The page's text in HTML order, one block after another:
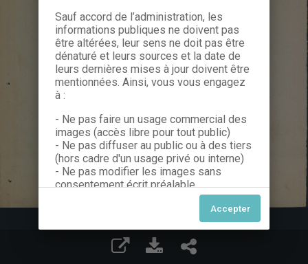
Sauf accord de l’administration, les
informations publiques ne doivent pas
être altérées, leur sens ne doit pas être
dénaturé et leurs sources et la date de
leurs dernières mises à jour doivent être
mentionnées. Ainsi, vous vous engagez
à :
- Ne pas faire un usage commercial des
images (accès libre pour tout public)
- Ne pas diffuser au public ou à des tiers
(hors cadre d'un usage privé ou interne)
- Ne pas modifier les images sans
consentement écrit préalable
Dans le cas contraire, nous vous invitons
à nous contacter afin de solliciter le type
de Licence souhaitée parmi celles
proposées et le cas échéant, acquitter